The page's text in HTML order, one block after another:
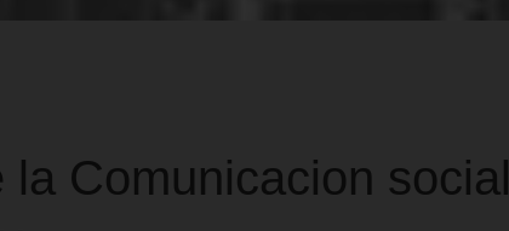
la Comunicacion social